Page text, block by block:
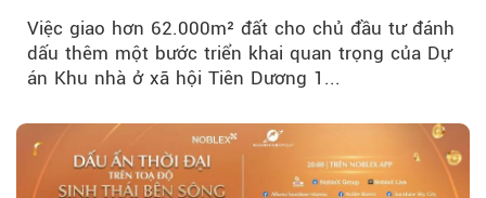
Việc giao hơn 62.000m² đất cho chủ đầu tư đánh
dấu thêm một bước triển khai quan trọng của Dự
án Khu nhà ở xã hội Tiên Dương 1...